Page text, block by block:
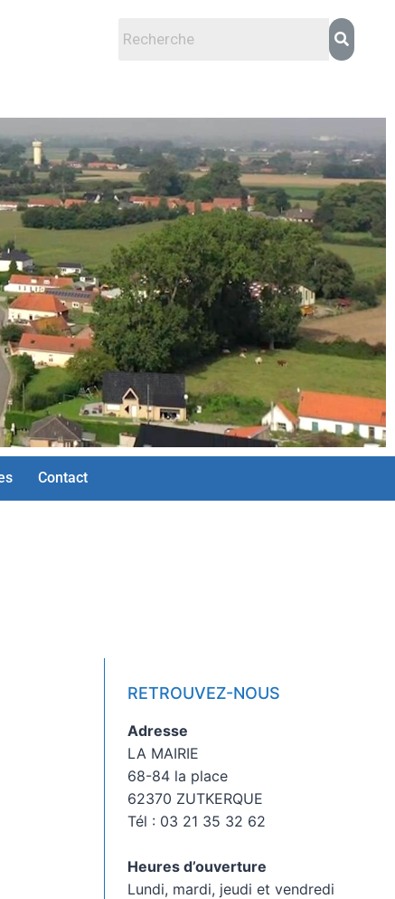
Contact
RETROUVEZ-NOUS
Adresse
LA MAIRIE
68-84 la place
62370 ZUTKERQUE
Tél : 03 21 35 32 62
Heures d’ouverture
Lundi, mardi, jeudi et vendredi